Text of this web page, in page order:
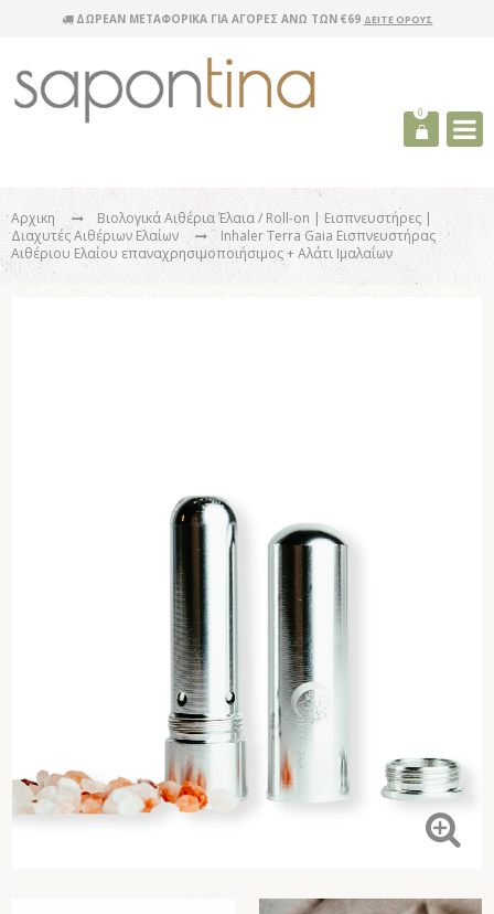
ΔΩΡΕΑΝ ΜΕΤΑΦΟΡΙΚΑ ΓΙΑ ΑΓΟΡΕΣ ΑΝΩ ΤΩΝ €69 ΔΕΙΤΕ ΟΡΟΥΣ
0
Αρχικη Βιολογικά Αιθέρια Έλαια/ Roll-on | Εισπνευστήρες |
Διαχυτές Αιθέριων Ελαίων
Inhaler Terra Gaia Εισπνευστήρας
Αιθέριου Ελαίου επαναχρησιμοποιήσιμος + Αλάτι Ιμαλαΐων